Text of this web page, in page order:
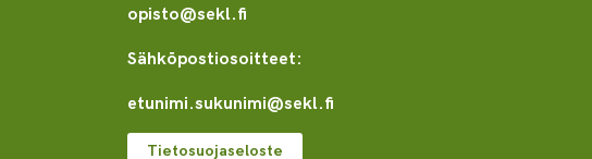
opisto@sekl.fi
Sähköpostiosoitteet:
etunimi.sukunimi@sekl.fi
Tietosuojaseloste